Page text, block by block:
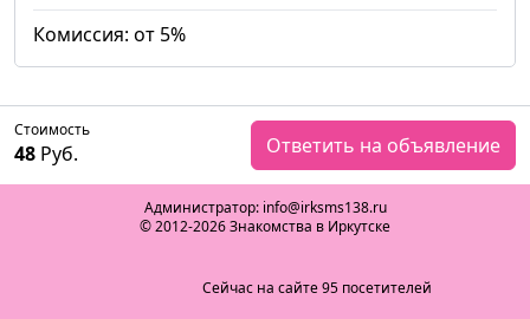
Комиссия: от 5%
Стоимость
48 Руб. Ответить на объявление
Администратор: info@irksms138.ru
© 2012-2026 Знакомства в Иркутске
Сейчас на сайте 95 посетителей